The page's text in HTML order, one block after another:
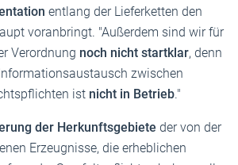
entlang der Lieferketten den
voranbringt. "Außerdem sind wir für
Verordnung noch nicht startklar, denn
zwischen
ist nicht in Betrieb."
der Herkunftsgebiete der von der
Erzeugnisse, die erheblichen